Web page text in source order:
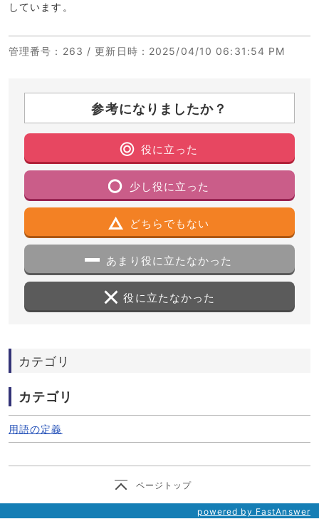
しています。
管理番号 ：263 /更新日時 ：2025/04/10 06:31:54 PM
参考になりましたか？
役に立った
少し役に立った
どちらでもない
あまり役に立たなかった
役に立たなかった
カテゴリ
カテゴリ
用語の定義
ページトップ
powered by FastAnswer